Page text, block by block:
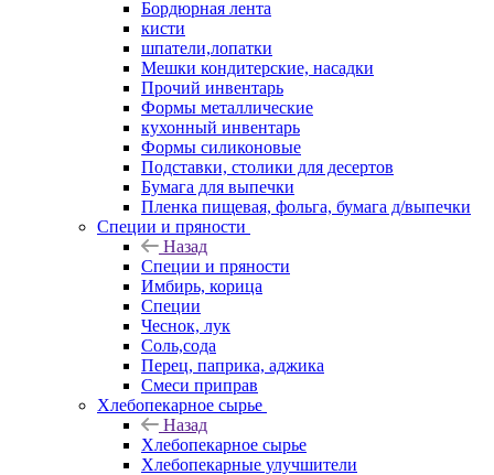
Бордюрная лента
кисти
шпатели,лопатки
Мешки кондитерские, насадки
Прочий инвентарь
Формы металлические
кухонный инвентарь
Формы силиконовые
Подставки, столики для десертов
Бумага для выпечки
Пленка пищевая, фольга, бумага д/выпечки
Специи и пряности
Назад
Специи и пряности
Имбирь, корица
Специи
Чеснок, лук
Соль,сода
Перец, паприка, аджика
Смеси приправ
Хлебопекарное сырье
Назад
Хлебопекарное сырье
Хлебопекарные улучшители